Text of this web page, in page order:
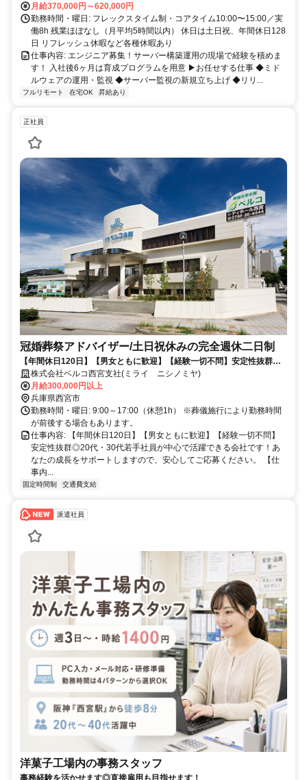
月給370,000円～620,000円
勤務時間・曜日: フレックスタイム制・コアタイム10:00〜15:00／実
働8h 残業ほぼなし（月平均5時間以内） 休日は土日祝、年間休日128
日 リフレッシュ休暇など各種休暇あり
仕事内容: エンジニア募集！サーバー構築運用の現場で経験を積めま
す！ 入社後6ヶ月は育成プログラムを用意 ▶お任せする仕事 ◆ミド
ルウェアの運用・監視 ◆サーバー監視の新規立ち上げ ◆リリ...
フルリモート 在宅OK 昇給あり
正社員
冠婚葬祭アドバイザー/土日祝休みの完全週休二日制
【年間休日120日】【男女ともに歓迎】【経験一切不問】安定性抜群
◎20代・30代若手社員が中心で活躍できる会社です！あなたの成長をサ
ポートしますので、安心してご応募ください。
株式会社ベルコ西宮支社(ミライ ニシノミヤ)
月給300,000円以上
兵庫県西宮市
勤務時間・曜日: 9:00～17:00（休憩1h） ※葬儀施行により勤務時間
が前後する場合もあります。
仕事内容: 【年間休日120日】【男女ともに歓迎】【経験一切不問】
安定性抜群◎20代・30代若手社員が中心で活躍できる会社です！あ
なたの成長をサポートしますので、安心してご応募ください。 【仕
事内...
固定時間制 交通費支給
派遣社員
洋菓子工場内の事務スタッフ
事務経験を活かせます◎直接雇用も目指せます！